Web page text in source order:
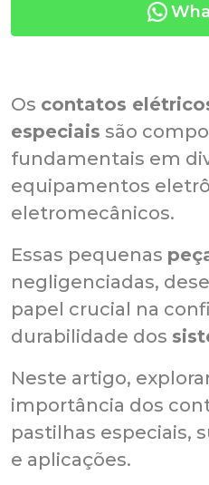
Os contatos
especiais são
fundamentais em
equipamentos
eletromecânicos.
Essas pequenas
negligenciadas,
papel crucial na
durabilidade dos
Neste artigo,
importância dos
pastilhas especiais,
e aplicações.